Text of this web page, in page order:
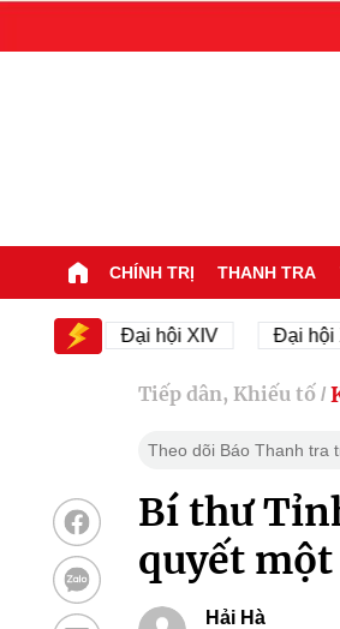
CHÍNH TRỊ THANH TRA
Đại hội XIV Đại hội XIV
Tiếp dân, Khiếu tố /
Theo dõi Báo Thanh tra
Bí thư
quyết một
Hải Hà